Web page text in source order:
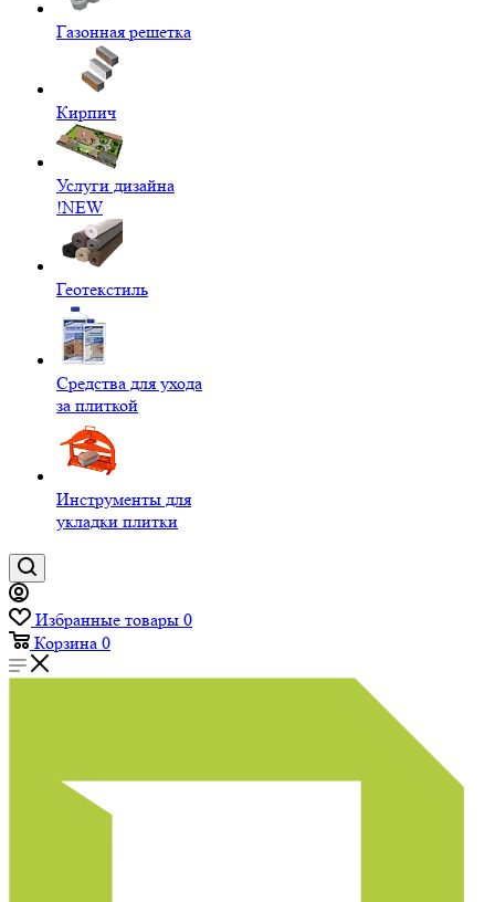
Газонная решетка
Кирпич
Услуги дизайна
!NEW
Геотекстиль
Средства для ухода
за плиткой
Инструменты для
укладки плитки
Избранные товары 0
Корзина 0